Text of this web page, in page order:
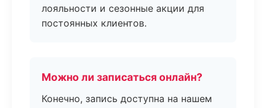
лояльности и сезонные акции для
постоянных клиентов.
Можно ли записаться онлайн?
Конечно, запись доступна на нашем